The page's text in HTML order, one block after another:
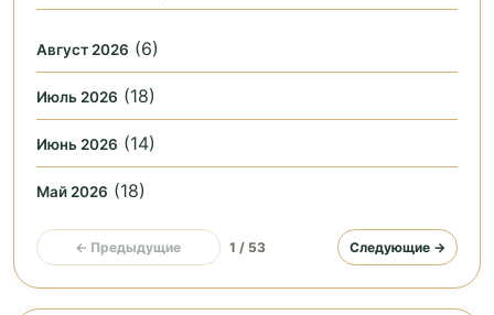
Август 2026 (6)
Июль 2026 (18)
Июнь 2026 (14)
Май 2026 (18)
← Предыдущие 1 / 53 Следующие →